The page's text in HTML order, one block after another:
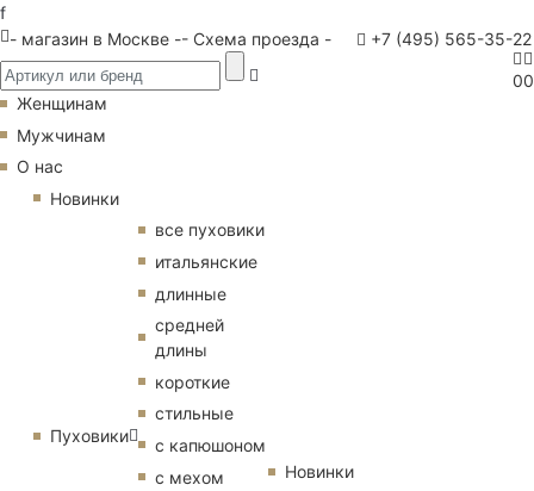
f
- магазин в Москве -- Схема проезда - +7 (495) 565-35-22
00
Женщинам
Мужчинам
О нас
Новинки
Пуховики
все пуховики
итальянские
длинные
средней
длины
короткие
стильные
с капюшоном
с мехом
Новинки